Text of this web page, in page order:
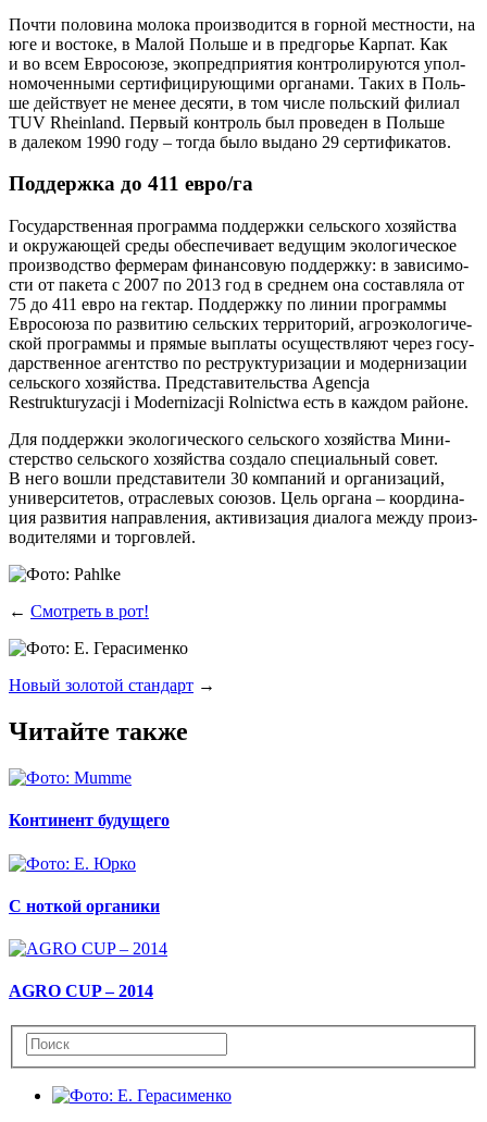
Почти поло­ви­на моло­ка про­из­во­дит­ся в гор­ной мест­но­сти, на
юге и восто­ке, в Малой Поль­ше и в пред­го­рье Кар­пат. Как
и во всем Евро­со­ю­зе, эко­пред­при­я­тия кон­тро­ли­ру­ют­ся упол­
но­мо­чен­ны­ми сер­ти­фи­ци­ру­ю­щи­ми орга­на­ми. Таких в Поль­
ше дей­ству­ет не менее деся­ти, в том чис­ле поль­ский фили­ал
TUV Rheinland. Пер­вый кон­троль был про­ве­ден в Поль­ше
в дале­ком 1990 году – тогда было выда­но 29 сертификатов.
Поддержка до 411 евро/га
Госу­дар­ствен­ная про­грам­ма под­держ­ки сель­ско­го хозяй­ства
и окру­жа­ю­щей сре­ды обес­пе­чи­ва­ет веду­щим эко­ло­ги­че­ское
про­из­вод­ство фер­ме­рам финан­со­вую под­держ­ку: в зави­си­мо­
сти от паке­та с 2007 по 2013 год в сред­нем она состав­ля­ла от
75 до 411 евро на гек­тар. Под­держ­ку по линии про­грам­мы
Евро­со­ю­за по раз­ви­тию сель­ских тер­ри­то­рий, агро­эко­ло­ги­че­
ской про­грам­мы и пря­мые выпла­ты осу­ществ­ля­ют через госу­
дар­ствен­ное агент­ство по реструк­ту­ри­за­ции и модер­ни­за­ции
сель­ско­го хозяй­ства. Пред­ста­ви­тель­ства Agencja
Restrukturyzacji i Modernizacji Rolnictwa есть в каж­дом районе.
Для под­держ­ки эко­ло­ги­че­ско­го сель­ско­го хозяй­ства Мини­
стер­ство сель­ско­го хозяй­ства созда­ло спе­ци­аль­ный совет.
В него вошли пред­ста­ви­те­ли 30 ком­па­ний и орга­ни­за­ций,
уни­вер­си­те­тов, отрас­ле­вых сою­зов. Цель орга­на – коор­ди­на­
ция раз­ви­тия направ­ле­ния, акти­ви­за­ция диа­ло­га меж­ду про­из­
во­ди­те­ля­ми и торговлей.
← Смотреть в рот!
Новый золотой стандарт →
Читайте также
Континент будущего
С ноткой органики
AGRO CUP – 2014